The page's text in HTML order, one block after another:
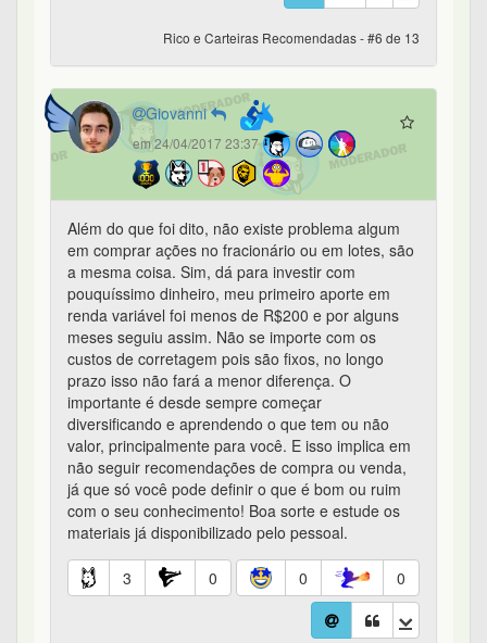
Rico e Carteiras Recomendadas - #6 de 13
Giovanni
em 24/04/2017 23:37
Além do que foi dito, não existe problema algum
em comprar ações no fracionário ou em lotes, são
a mesma coisa. Sim, dá para investir com
pouquíssimo dinheiro, meu primeiro aporte em
renda variável foi menos de R$200 e por alguns
meses seguiu assim. Não se importe com os
custos de corretagem pois são fixos, no longo
prazo isso não fará a menor diferença. O
importante é desde sempre começar
diversificando e aprendendo o que tem ou não
valor, principalmente para você. E isso implica em
não seguir recomendações de compra ou venda,
já que só você pode definir o que é bom ou ruim
com o seu conhecimento! Boa sorte e estude os
materiais já disponibilizado pelo pessoal.
3 0 0 0